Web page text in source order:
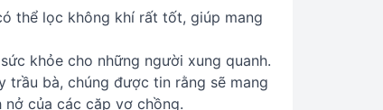
thể lọc không khí rất tốt, giúp mang
khỏe cho những người xung quanh.
bà, chúng được tin rằng sẽ mang
của các cặp vợ chồng.